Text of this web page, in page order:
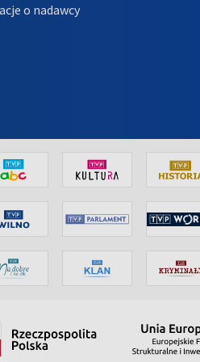
o nadawcy